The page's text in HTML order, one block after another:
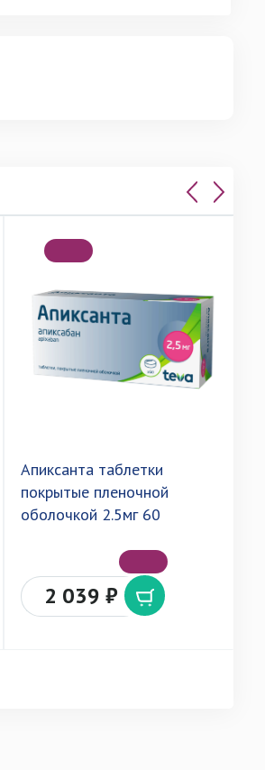
Апиксанта таблетки
покрытые пленочной
оболочкой 2.5мг 60
2 039 ₽